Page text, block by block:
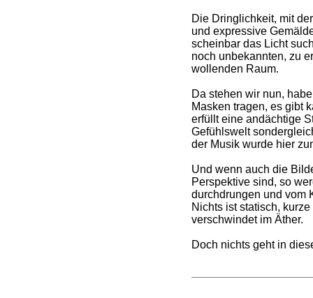
Die Dringlichkeit, mit
und expressive
scheinbar das Licht
noch unbekannten, zu
wollenden Raum.
Da stehen wir nun,
Masken tragen, es gibt
erfüllt eine andächtige
Gefühlswelt
der Musik wurde hier
Und wenn auch die
Perspektive sind, so
durchdrungen und vom
Nichts ist statisch,
verschwindet im Äther.
Doch nichts geht in